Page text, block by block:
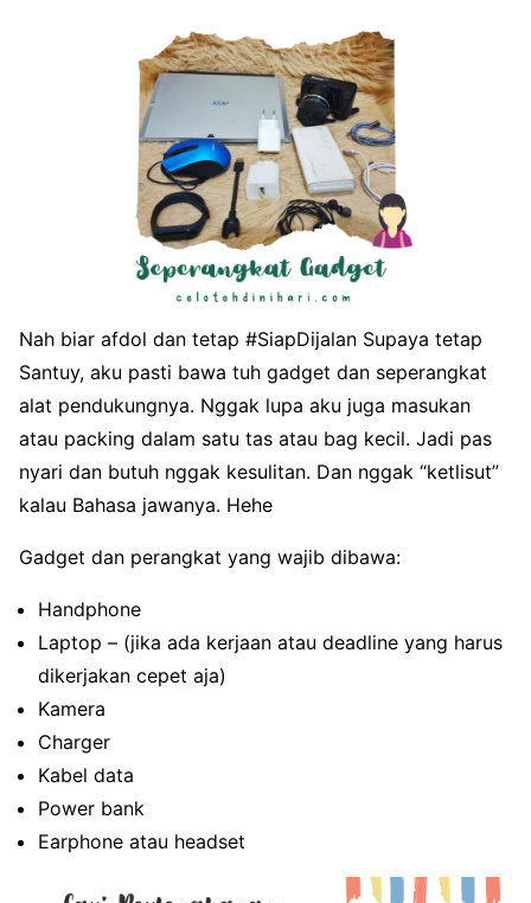
Nah biar afdol dan tetap #SiapDijalan Supaya tetap
Santuy, aku pasti bawa tuh gadget dan seperangkat
alat pendukungnya. Nggak lupa aku juga masukan
atau packing dalam satu tas atau bag kecil. Jadi pas
nyari dan butuh nggak kesulitan. Dan nggak “ketlisut”
kalau Bahasa jawanya. Hehe
Gadget dan perangkat yang wajib dibawa:
Handphone
Laptop – (jika ada kerjaan atau deadline yang harus
dikerjakan cepet aja)
Kamera
Charger
Kabel data
Power bank
Earphone atau headset